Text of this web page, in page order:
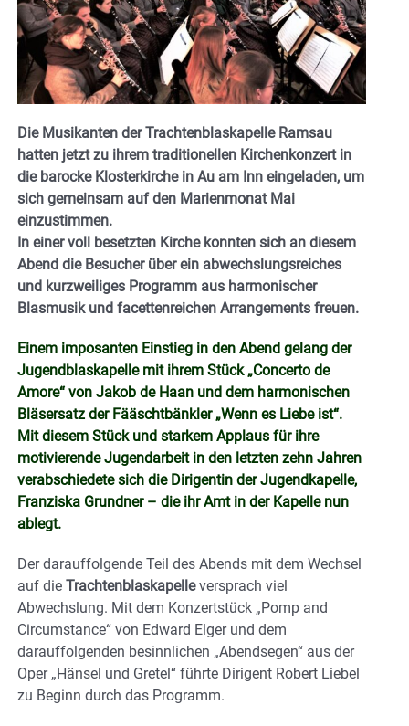
Die Musikanten der Trachtenblaskapelle Ramsau
hatten jetzt zu ihrem traditionellen Kirchenkonzert in
die barocke Klosterkirche in Au am Inn eingeladen, um
sich gemeinsam auf den Marienmonat Mai
einzustimmen.
In einer voll besetzten Kirche konnten sich an diesem
Abend die Besucher über ein abwechslungsreiches
und kurzweiliges Programm aus harmonischer
Blasmusik und facettenreichen Arrangements freuen.
Einem imposanten Einstieg in den Abend gelang der
Jugendblaskapelle mit ihrem Stück „Concerto de
Amore“ von Jakob de Haan und dem harmonischen
Bläsersatz der Fääschtbänkler „Wenn es Liebe ist“.
Mit diesem Stück und starkem Applaus für ihre
motivierende Jugendarbeit in den letzten zehn Jahren
verabschiedete sich die Dirigentin der Jugendkapelle,
Franziska Grundner – die ihr Amt in der Kapelle nun
ablegt.
Der darauffolgende Teil des Abends mit dem Wechsel
auf die Trachtenblaskapelleversprach viel
Abwechslung. Mit dem Konzertstück „Pomp and
Circumstance“ von Edward Elger und dem
darauffolgenden besinnlichen „Abendsegen“ aus der
Oper „Hänsel und Gretel“ führte Dirigent Robert Liebel
zu Beginn durch das Programm.